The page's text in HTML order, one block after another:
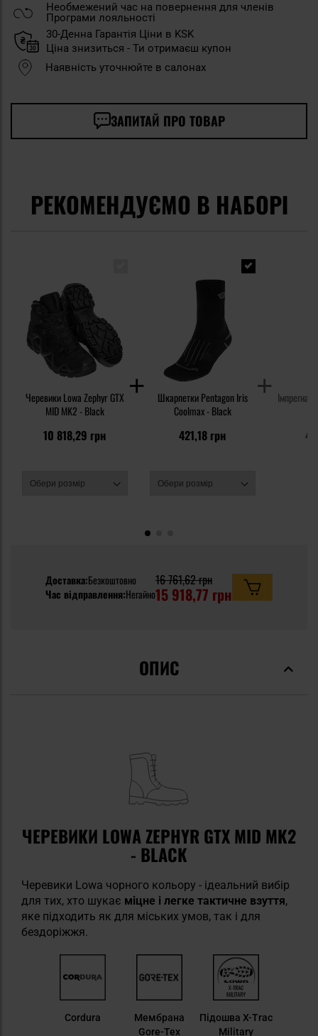
Необмежений час на повернення для членів
Програми лояльності
30-Денна Гарантія Ціни в KSK
Ціна знизиться - Ти отримаєш купон
Наявність уточнюйте в салонах
ЗАПИТАЙ ПРО ТОВАР
РЕКОМЕНДУЄМО В НАБОРІ
Черевики Lowa Zephyr GTX
MID MK2 - Black
10 818,29 грн
Шкарпетки Pentagon Iris
Coolmax - Black
421,18 грн
Доставка:Безкоштовно
Час відправлення:Негайно
16 761,62 грн
15 918,77 грн
ОПИС
ЧЕРЕВИКИ LOWA ZEPHYR GTX MID MK2
- BLACK
Черевики Lowa чорного кольору - ідеальний вибір
для тих, хто шукає міцне і легке тактичне взуття,
яке підходить як для міських умов, так і для
бездоріжжя.
Cordura
Мембрана
Gore-Tex
Підошва X-Trac
Military